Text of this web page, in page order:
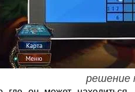
решение